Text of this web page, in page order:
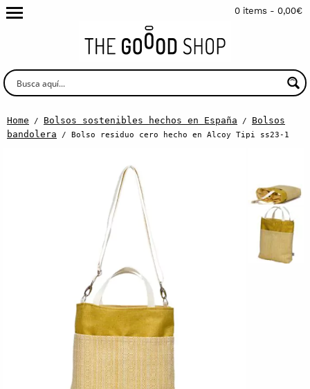
0 items - 0,00€
Home / Bolsos sostenibles hechos en España / Bolsos
bandolera / Bolso residuo cero hecho en Alcoy Tipi ss23-1